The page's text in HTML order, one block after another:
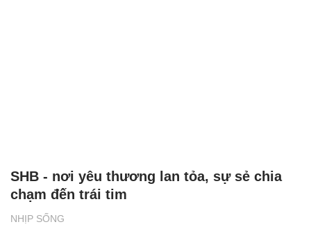
NHỊP SỐNG
SHB - nơi yêu thương lan tỏa, sự sẻ chia
chạm đến trái tim